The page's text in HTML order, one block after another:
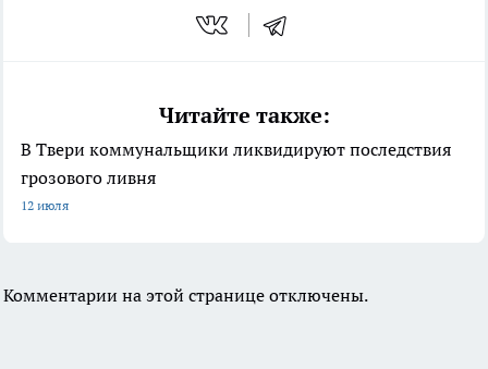
Читайте также:
В Твери коммунальщики ликвидируют последствия
грозового ливня
12 июля
Комментарии на этой странице отключены.